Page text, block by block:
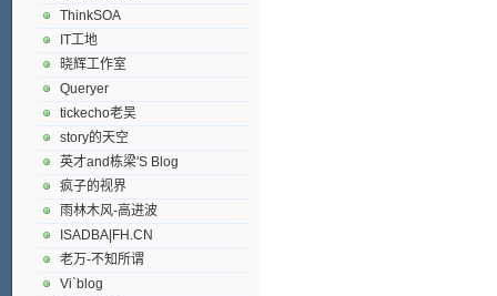
ThinkSOA
IT工地
晓辉工作室
Queryer
tickecho老吴
story的天空
英才and栋梁'S Blog
疯子的视界
雨林木风-高进波
ISADBA|FH.CN
老万-不知所谓
Vi`blog